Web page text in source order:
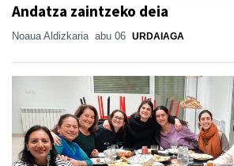
Andatza zaintzeko deia
Noaua Aldizkaria abu 06 URDAIAGA